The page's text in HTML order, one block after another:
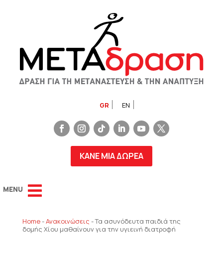
GR EN
ΚΑΝΕ ΜΙΑ ΔΩΡΕΑ
Home-Ανακοινώσεις -Τα ασυνόδευτα παιδιά της
δομής Χίου μαθαίνουν για την υγιεινή διατροφή